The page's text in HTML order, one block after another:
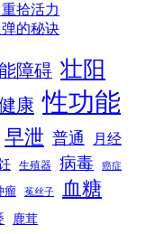
拾活力
的秘诀
障碍 壮阳
康 性功能
早泄 普通 月经
生殖器 病毒 癌症
瘤 菟丝子 血糖
鹿茸